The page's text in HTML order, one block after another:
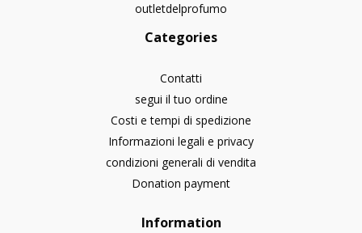
outletdelprofumo
Categories
Contatti
segui il tuo ordine
Costi e tempi di spedizione
Informazioni legali e privacy
condizioni generali di vendita
Donation payment
Information